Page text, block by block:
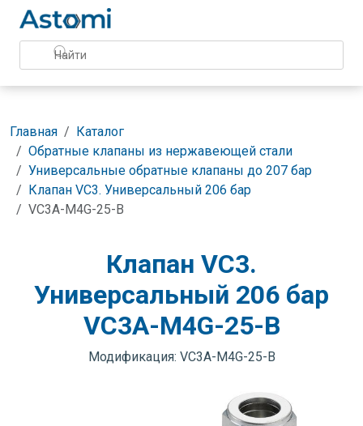
Главная
Каталог
Обратные клапаны из нержавеющей стали
Универсальные обратные клапаны до 207 бар
Клапан VC3. Универсальный 206 бар
VC3A-M4G-25-B
Клапан VC3.
Универсальный 206 бар
VC3A-M4G-25-B
Модификация: VC3A-M4G-25-B